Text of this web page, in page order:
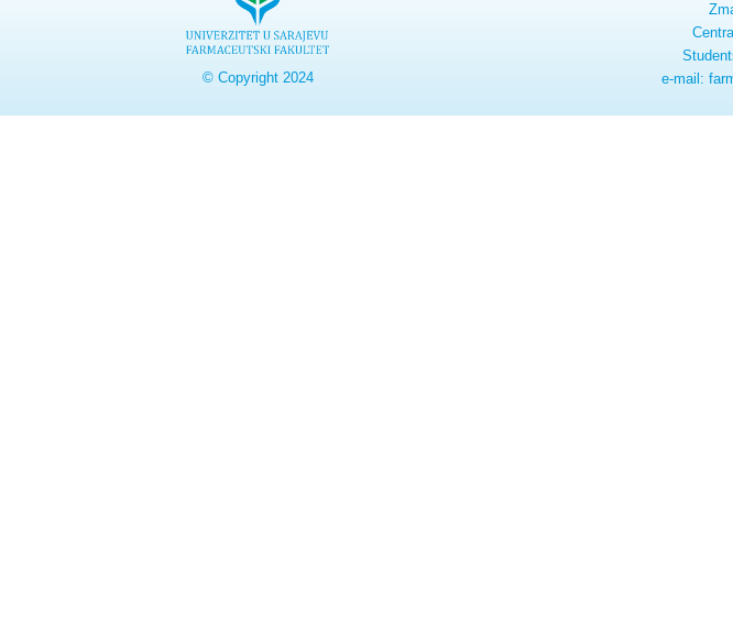
© Copyright 2024
e-mail: